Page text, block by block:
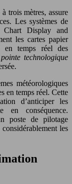
trois mètres, assure
Les systèmes de
Chart Display and
les cartes papier
en temps réel des
pointe technologique
météorologiques
en temps réel. Cette
d’anticiper les
en conséquence.
poste de pilotage
les